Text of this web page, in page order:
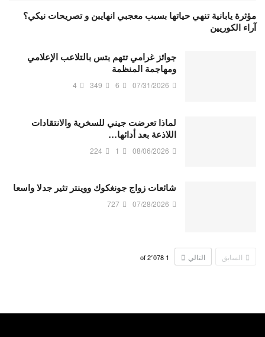
مؤثرة يابانية تنهي حياتها بسبب معجبي انهايبن و تصريحات نيكي؟
آراء الكوريين
جوائز غرامي تتهم بتس بالتلاعب الإعلامي
ومهاجمة المنظمة
07/31/2026
6
349
4
لماذا تعرضت جيني للسخرية والانتقادات
اللاذعة بعد أدائها…
08/06/2026
1
224
شائعات زواج جونغكوك ووينتر تثير جدلا واسعا
07/28/2026
727
السابق التالي 1 2٬078